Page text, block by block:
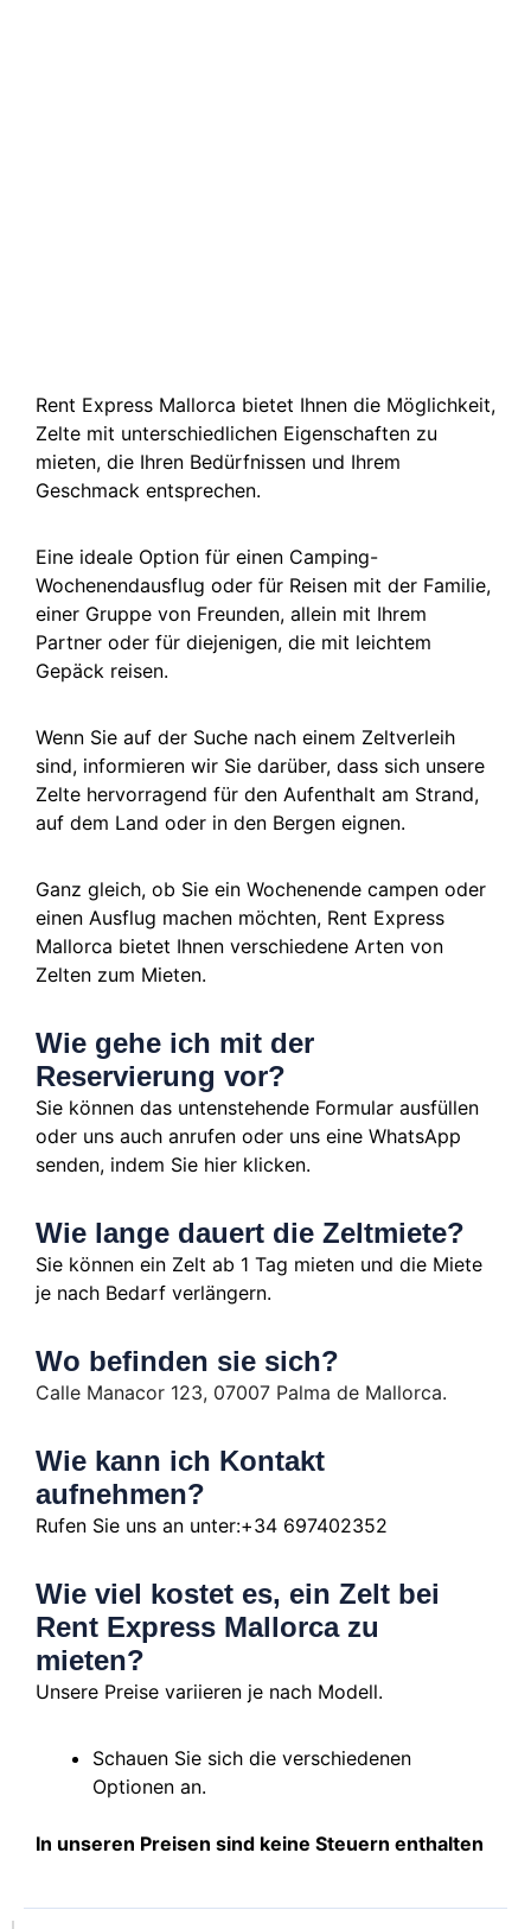
Rent Express Mallorca bietet Ihnen die Möglichkeit,
Zelte mit unterschiedlichen Eigenschaften zu
mieten, die Ihren Bedürfnissen und Ihrem
Geschmack entsprechen.
Eine ideale Option für einen Camping-
Wochenendausflug oder für Reisen mit der Familie,
einer Gruppe von Freunden, allein mit Ihrem
Partner oder für diejenigen, die mit leichtem
Gepäck reisen.
Wenn Sie auf der Suche nach einem Zeltverleih
sind, informieren wir Sie darüber, dass sich unsere
Zelte hervorragend für den Aufenthalt am Strand,
auf dem Land oder in den Bergen eignen.
Ganz gleich, ob Sie ein Wochenende campen oder
einen Ausflug machen möchten, Rent Express
Mallorca bietet Ihnen verschiedene Arten von
Zelten zum Mieten.
Wie gehe ich mit der
Reservierung vor?
Sie können das untenstehende Formular ausfüllen
oder uns auch anrufen oder uns eine WhatsApp
senden, indem Sie hier klicken.
Wie lange dauert die Zeltmiete?
Sie können ein Zelt ab 1 Tag mieten und die Miete
je nach Bedarf verlängern.
Wo befinden sie sich?
Calle Manacor 123, 07007 Palma de Mallorca.
Wie kann ich Kontakt
aufnehmen?
Rufen Sie uns an unter:+34 697402352
Wie viel kostet es, ein Zelt bei
Rent Express Mallorca zu
mieten?
Unsere Preise variieren je nach Modell.
Schauen Sie sich die verschiedenen
Optionen an.
In unseren Preisen sind keine Steuern enthalten